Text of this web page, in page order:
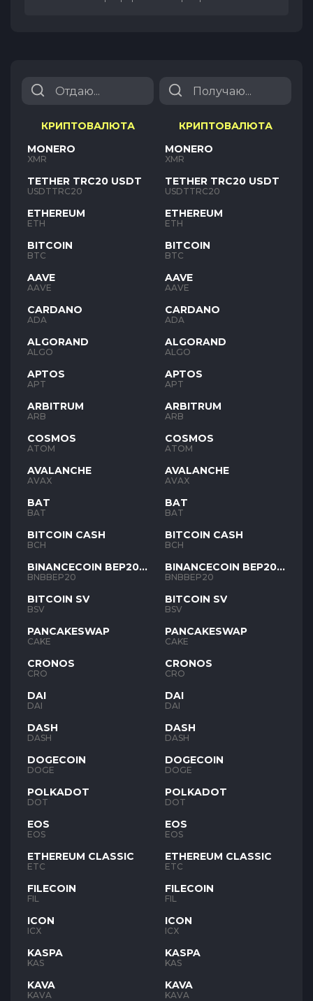
КРИПТОВАЛЮТА
MONERO
XMR
TETHER TRC20 USDT
USDTTRC20
ETHEREUM
ETH
BITCOIN
BTC
AAVE
AAVE
CARDANO
ADA
ALGORAND
ALGO
APTOS
APT
ARBITRUM
ARB
COSMOS
ATOM
AVALANCHE
AVAX
BAT
BAT
BITCOIN CASH
BCH
BINANCECOIN BEP20
BNB
BNBBEP20
BITCOIN SV
BSV
PANCAKESWAP
CAKE
CRONOS
CRO
DAI
DAI
DASH
DASH
DOGECOIN
DOGE
POLKADOT
DOT
EOS
EOS
ETHEREUM CLASSIC
ETC
FILECOIN
FIL
ICON
ICX
KASPA
KAS
KAVA
KAVA
КРИПТОВАЛЮТА
MONERO
XMR
TETHER TRC20 USDT
USDTTRC20
ETHEREUM
ETH
BITCOIN
BTC
AAVE
AAVE
CARDANO
ADA
ALGORAND
ALGO
APTOS
APT
ARBITRUM
ARB
COSMOS
ATOM
AVALANCHE
AVAX
BAT
BAT
BITCOIN CASH
BCH
BINANCECOIN BEP20
BNB
BNBBEP20
BITCOIN SV
BSV
PANCAKESWAP
CAKE
CRONOS
CRO
DAI
DAI
DASH
DASH
DOGECOIN
DOGE
POLKADOT
DOT
EOS
EOS
ETHEREUM CLASSIC
ETC
FILECOIN
FIL
ICON
ICX
KASPA
KAS
KAVA
KAVA